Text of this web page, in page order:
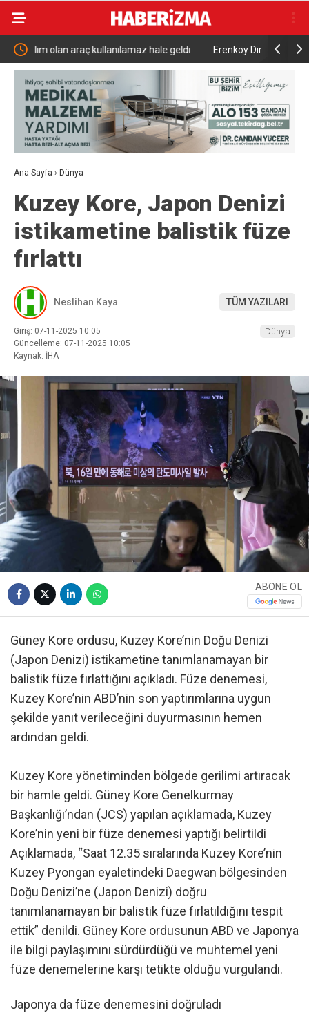
geldi Erenköy Direnişi’nin 62’nci yıl dönümünde şehitler
törenle anıldı
Ana Sayfa › Dünya
Kuzey Kore, Japon Denizi
istikametine balistik füze
fırlattı
Neslihan Kaya TÜM YAZILARI
Giriş: 07-11-2025 10:05
Güncelleme: 07-11-2025 10:05
Kaynak: İHA
Dünya
ABONE OL
Güney Kore ordusu, Kuzey Kore’nin Doğu Denizi
(Japon Denizi) istikametine tanımlanamayan bir
balistik füze fırlattığını açıkladı. Füze denemesi,
Kuzey Kore’nin ABD’nin son yaptırımlarına uygun
şekilde yanıt verileceğini duyurmasının hemen
ardından geldi.
Kuzey Kore yönetiminden bölgede gerilimi artıracak
bir hamle geldi. Güney Kore Genelkurmay
Başkanlığı’ndan (JCS) yapılan açıklamada, Kuzey
Kore’nin yeni bir füze denemesi yaptığı belirtildi
Açıklamada, “Saat 12.35 sıralarında Kuzey Kore’nin
Kuzey Pyongan eyaletindeki Daegwan bölgesinden
Doğu Denizi’ne (Japon Denizi) doğru
tanımlanamayan bir balistik füze fırlatıldığını tespit
ettik” denildi. Güney Kore ordusunun ABD ve Japonya
ile bilgi paylaşımını sürdürdüğü ve muhtemel yeni
füze denemelerine karşı tetikte olduğu vurgulandı.
Japonya da füze denemesini doğruladı